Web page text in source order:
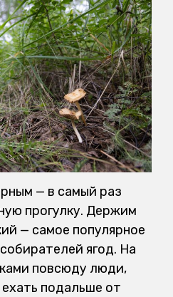
— в самый раз
прогулку. Держим
— самое популярное
ягод. На
повсюду люди,
подальше от